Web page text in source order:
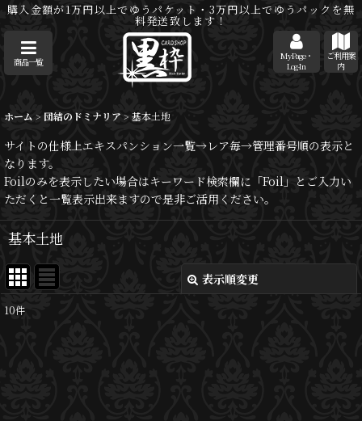
購入金額が1万円以上でゆうパケット・3万円以上でゆうパックを無
料発送致します！
商品一覧
MyPage・
Log-In
ご利用案
内
ホーム > 団結のドミナリア > 基本土地
サイトの仕様上エキスパンション一覧→レア毎→管理番号順の表示と
なります。
Foilのみを表示したい場合はキーワード検索欄に「Foil」とご入力い
ただくと一覧表示出来ますので是非ご活用ください。
基本土地
表示順変更
10件